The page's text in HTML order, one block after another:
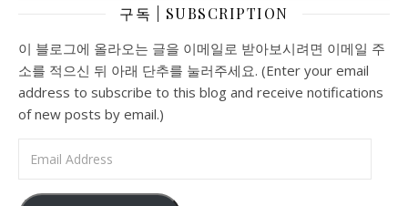
구독 | SUBSCRIPTION
이 블로그에 올라오는 글을 이메일로 받아보시려면 이메일 주
소를 적으신 뒤 아래 단추를 눌러주세요. (Enter your email
address to subscribe to this blog and receive notifications
of new posts by email.)